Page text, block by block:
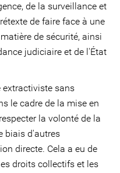
de la surveillance et
de faire face à une
de sécurité, ainsi
judiciaire et de l'État
extractiviste sans
le cadre de la mise en
la volonté de la
biais d'autres
directe. Cela a eu de
droits collectifs et les